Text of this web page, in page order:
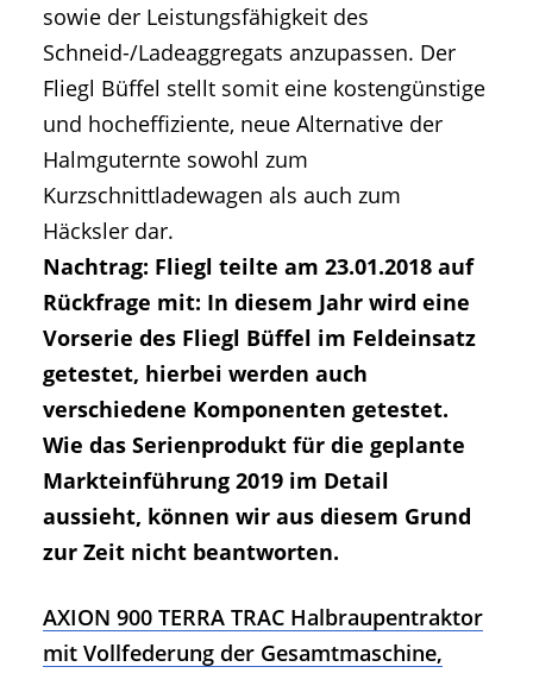
sowie der Leistungsfähigkeit des
Schneid-/Ladeaggregats anzupassen. Der
Fliegl Büffel stellt somit eine kostengünstige
und hocheffiziente, neue Alternative der
Halmguternte sowohl zum
Kurzschnittladewagen als auch zum
Häcksler dar.
Nachtrag: Fliegl teilte am 23.01.2018 auf
Rückfrage mit: In diesem Jahr wird eine
Vorserie des Fliegl Büffel im Feldeinsatz
getestet, hierbei werden auch
verschiedene Komponenten getestet.
Wie das Serienprodukt für die geplante
Markteinführung 2019 im Detail
aussieht, können wir aus diesem Grund
zur Zeit nicht beantworten.
AXION 900 TERRA TRAC Halbraupentraktor
mit Vollfederung der Gesamtmaschine,